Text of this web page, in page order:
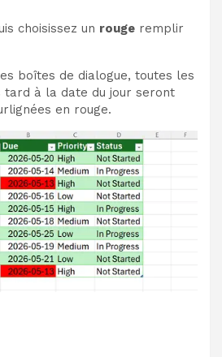
choisissez un rouge remplir
boîtes de dialogue, toutes les
tard à la date du jour seront
en rouge.